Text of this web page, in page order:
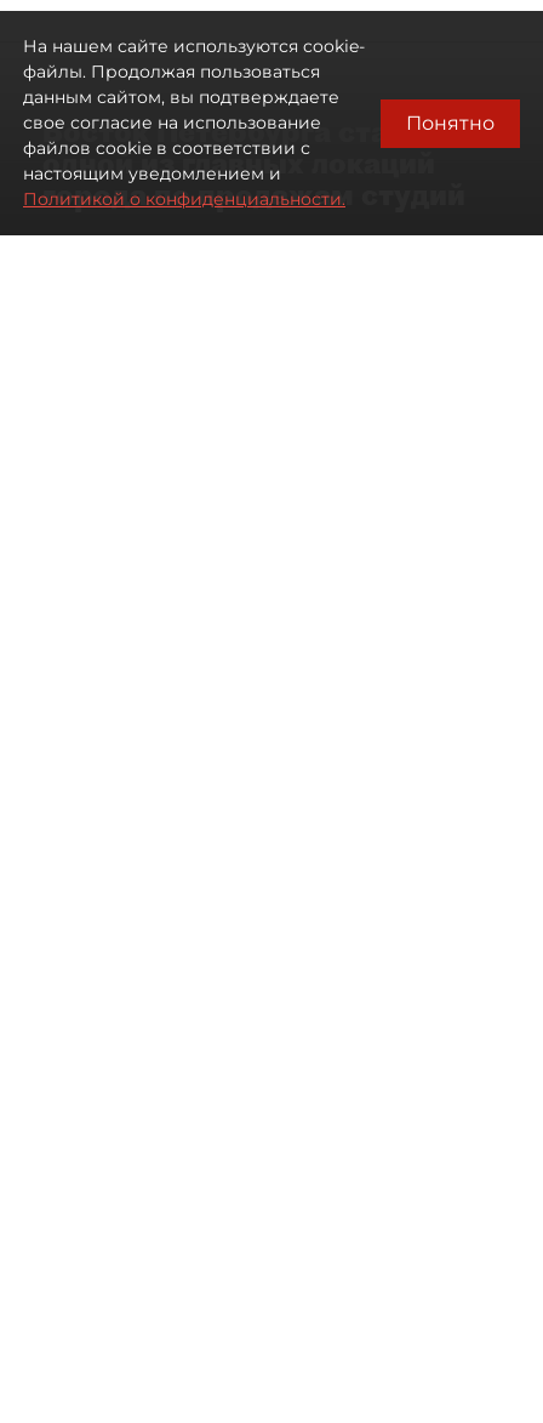
Восток Петербурга стал
одной из главных локаций
города по продажам студий
На нашем сайте используются cookie-
файлы. Продолжая пользоваться
данным сайтом, вы подтверждаете
свое согласие на использование
файлов cookie в соответствии с
настоящим уведомлением и
Политикой о конфиденциальности.
Понятно